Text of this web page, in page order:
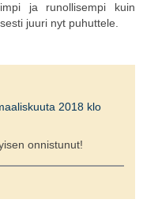
ja runollisempi kuin
juuri nyt puhuttele.
2018 klo
onnistunut!